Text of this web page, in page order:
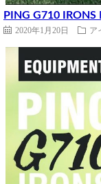
PING G710
2020年1月20日 ア